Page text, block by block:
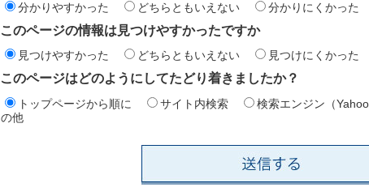
分かりやすかった どちらともいえない 分かりにくかった
このページの情報は見つけやすかったですか
見つけやすかった どちらともいえない 見つけにくかった
このページはどのようにしてたどり着きましたか？
トップページから順に サイト内検索 検索エンジン（
の他